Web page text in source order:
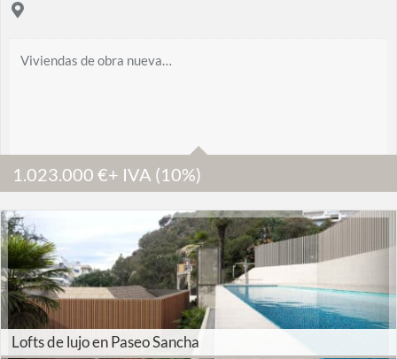
1.023.000 €+ IVA (10%)
Viviendas de obra nueva…
Lofts de lujo en Paseo Sancha